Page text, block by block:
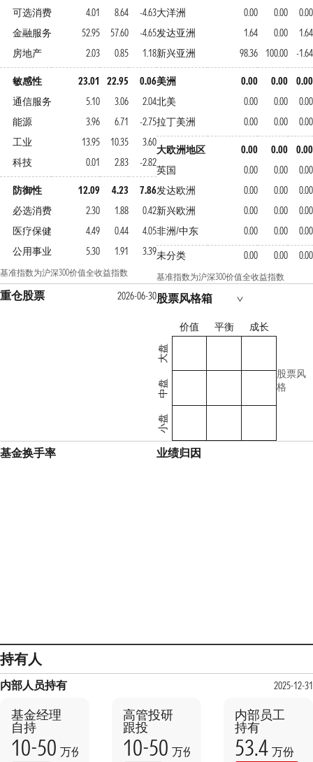
可选消费 4.01 8.64
-4.63
金融服务
52.95 57.60
-4.65
房地产
2.03 0.85 1.18
敏感性 23.01 22.95
0.06
通信服务
5.10 3.06
2.04
能源
3.96 6.71
-2.75
工业
13.95 10.35
3.60
科技
0.01 2.83 -2.82
防御性 12.09 4.23
7.86
必选消费
2.30 1.88
0.42
医疗保健
4.49 0.44
4.05
公用事业
5.30 1.91 3.39
基准指数为沪深300价值全收益指数
大洋洲 0.00 0.00
0.00
发达亚洲
1.64 0.00
1.64
新兴亚洲
98.36 100.00 -1.64
美洲 0.00 0.00
0.00
北美
0.00 0.00
0.00
拉丁美洲
0.00 0.00 0.00
大欧洲地区 0.00 0.00
0.00
英国
0.00 0.00
0.00
发达欧洲
0.00 0.00
0.00
新兴欧洲
0.00 0.00
0.00
非洲/中东
0.00 0.00
0.00
未分类
0.00 0.00 0.00
基准指数为沪深300价值全收益指数
重仓股票 2026-06-30股票风格箱
价值 平衡 成长
大盘
中盘
小盘
股票风
格
基金换手率 业绩归因
持有人
内部人员持有 2025-12-31
基金经理
自持
10-50 万份
高管投研
跟投
10-50 万份
内部员工
持有
53.4 万份